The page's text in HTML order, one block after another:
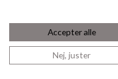
©2024
14 17Accepter alle
Nej, juster